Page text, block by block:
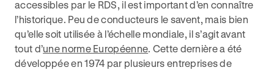
accessibles par le RDS, il est important d’en connaître
l’historique. Peu de conducteurs le savent, mais bien
qu’elle soit utilisée à l’échelle mondiale, il s’agit avant
tout d’une norme Européenne. Cette dernière a été
développée en 1974 par plusieurs entreprises de